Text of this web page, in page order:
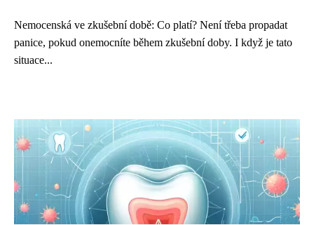
Nemocenská ve zkušební době: Co platí? Není třeba propadat
panice, pokud onemocníte během zkušební doby. I když je tato
situace...